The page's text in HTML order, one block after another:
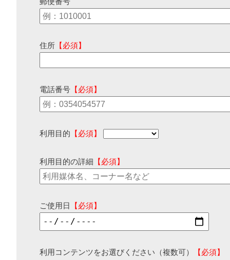
住所 【必須】
電話番号 【必須】
利用目的 【必須】
利用目的の詳細 【必須】
ご使用日 【必須】
利用コンテンツをお選びください（複数可）
【必須】